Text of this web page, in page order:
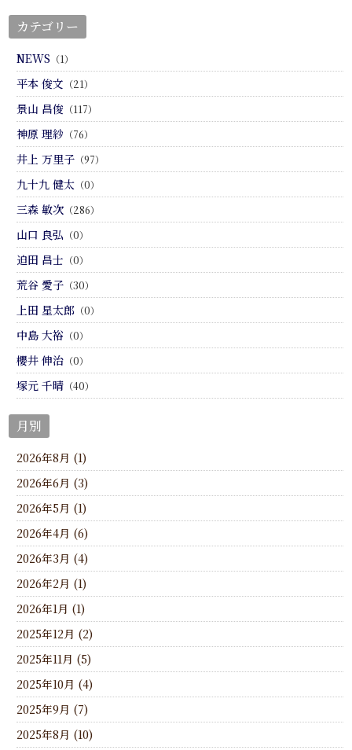
カテゴリー
NEWS （1）
平本 俊文 （21）
景山 昌俊 （117）
神原 理紗 （76）
井上 万里子 （97）
九十九 健太 （0）
三森 敏次 （286）
山口 良弘 （0）
迫田 昌士 （0）
荒谷 愛子 （30）
上田 星太郎 （0）
中島 大裕 （0）
櫻井 伸治 （0）
塚元 千晴 （40）
月別
2026年8月 (1)
2026年6月 (3)
2026年5月 (1)
2026年4月 (6)
2026年3月 (4)
2026年2月 (1)
2026年1月 (1)
2025年12月 (2)
2025年11月 (5)
2025年10月 (4)
2025年9月 (7)
2025年8月 (10)